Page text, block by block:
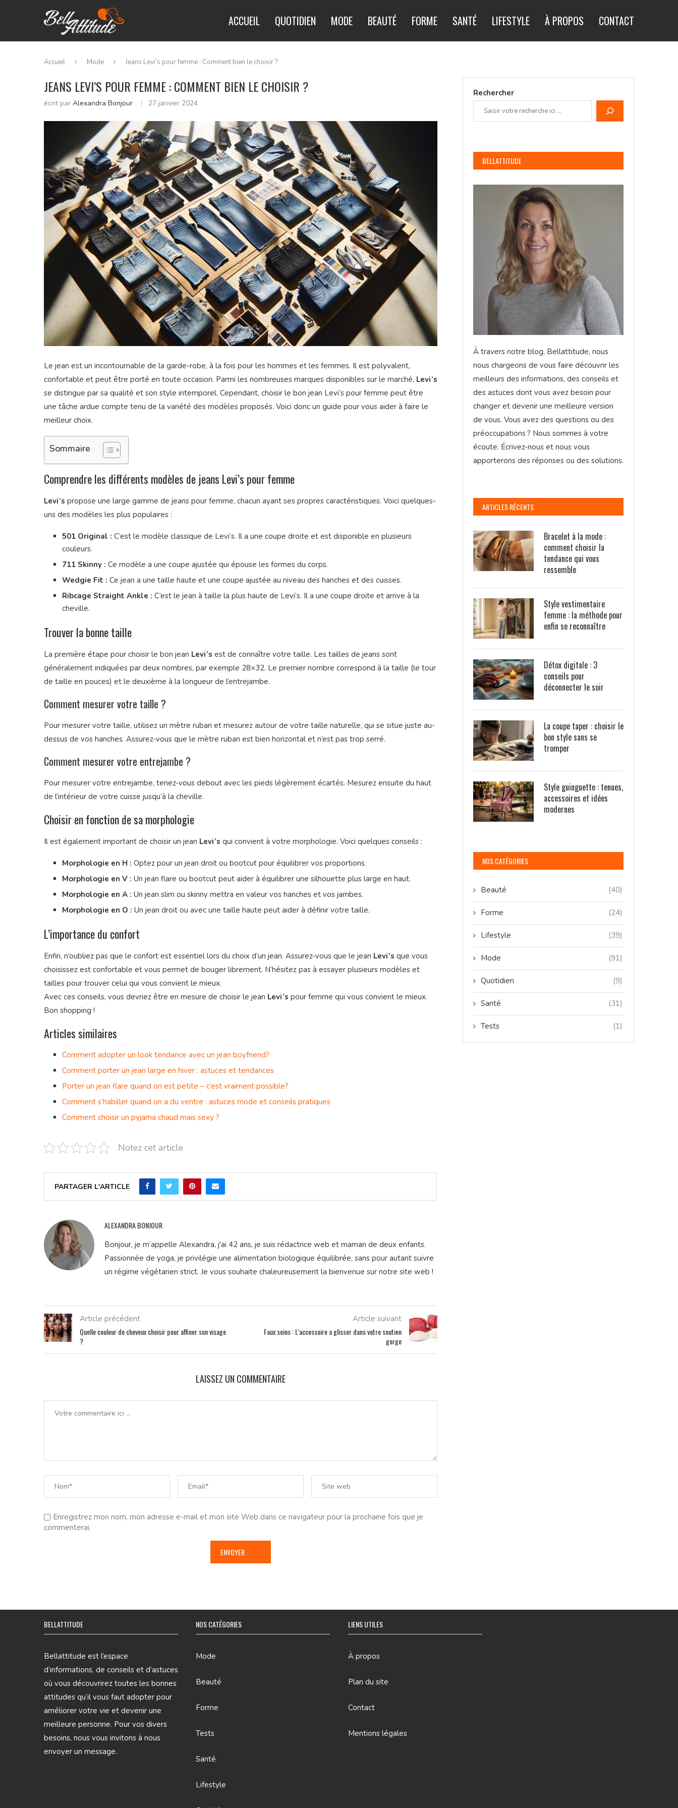
ACCUEIL QUOTIDIEN MODE BEAUTÉ FORME SANTÉ LIFESTYLE À PROPOS CONTACT
Accueil Mode Jeans Levi’s pour femme : Comment bien le choisir ?
JEANS LEVI’S POUR FEMME : COMMENT BIEN LE CHOISIR ?
écrit par Alexandra Bonjour 27 janvier 2024
Le jean est un incontournable de la garde-robe, à la fois pour les hommes et les femmes. Il est polyvalent,
confortable et peut être porté en toute occasion. Parmi les nombreuses marques disponibles sur le marché, Levi’s
se distingue par sa qualité et son style intemporel. Cependant, choisir le bon jean Levi’s pour femme peut être
une tâche ardue compte tenu de la variété des modèles proposés. Voici donc un guide pour vous aider à faire le
meilleur choix.
Sommaire
Comprendre les différents modèles de jeans Levi’s pour femme
Levi’s propose une large gamme de jeans pour femme, chacun ayant ses propres caractéristiques. Voici quelques-
uns des modèles les plus populaires :
501 Original : C’est le modèle classique de Levi’s. Il a une coupe droite et est disponible en plusieurs
couleurs.
711 Skinny : Ce modèle a une coupe ajustée qui épouse les formes du corps.
Wedgie Fit : Ce jean a une taille haute et une coupe ajustée au niveau des hanches et des cuisses.
Ribcage Straight Ankle : C’est le jean à taille la plus haute de Levi’s. Il a une coupe droite et arrive à la
cheville.
Trouver la bonne taille
La première étape pour choisir le bon jean Levi’s est de connaître votre taille. Les tailles de jeans sont
généralement indiquées par deux nombres, par exemple 28×32. Le premier nombre correspond à la taille (le tour
de taille en pouces) et le deuxième à la longueur de l’entrejambe.
Comment mesurer votre taille ?
Pour mesurer votre taille, utilisez un mètre ruban et mesurez autour de votre taille naturelle, qui se situe juste au-
dessus de vos hanches. Assurez-vous que le mètre ruban est bien horizontal et n’est pas trop serré.
Comment mesurer votre entrejambe ?
Pour mesurer votre entrejambe, tenez-vous debout avec les pieds légèrement écartés. Mesurez ensuite du haut
de l’intérieur de votre cuisse jusqu’à la cheville.
Choisir en fonction de sa morphologie
Il est également important de choisir un jean Levi’s qui convient à votre morphologie. Voici quelques conseils :
Morphologie en H : Optez pour un jean droit ou bootcut pour équilibrer vos proportions.
Morphologie en V : Un jean flare ou bootcut peut aider à équilibrer une silhouette plus large en haut.
Morphologie en A : Un jean slim ou skinny mettra en valeur vos hanches et vos jambes.
Morphologie en O : Un jean droit ou avec une taille haute peut aider à définir votre taille.
L’importance du confort
Enfin, n’oubliez pas que le confort est essentiel lors du choix d’un jean. Assurez-vous que le jean Levi’s que vous
choisissez est confortable et vous permet de bouger librement. N’hésitez pas à essayer plusieurs modèles et
tailles pour trouver celui qui vous convient le mieux.
Avec ces conseils, vous devriez être en mesure de choisir le jean Levi’s pour femme qui vous convient le mieux.
Bon shopping !
Articles similaires
Comment adopter un look tendance avec un jean boyfriend?
Comment porter un jean large en hiver : astuces et tendances
Porter un jean flare quand on est petite – c’est vraiment possible?
Comment s’habiller quand on a du ventre : astuces mode et conseils pratiques
Comment choisir un pyjama chaud mais sexy ?
Notez cet article
PARTAGER L'ARTICLE
ALEXANDRA BONJOUR
Bonjour, je m’appelle Alexandra, j'ai 42 ans, je suis rédactrice web et maman de deux enfants.
Passionnée de yoga, je privilégie une alimentation biologique équilibrée, sans pour autant suivre
un régime végétarien strict. Je vous souhaite chaleureusement la bienvenue sur notre site web !
Article précédent
Quelle couleur de cheveux choisir pour affiner son visage
?
Article suivant
Faux seins : L’accessoire a glisser dans votre soutien
gorge
LAISSEZ UN COMMENTAIRE
Enregistrez mon nom, mon adresse e-mail et mon site Web dans ce navigateur pour la prochaine fois que je
commenterai.
Rechercher
BELLATTITUDE
À travers notre blog, Bellattitude, nous
nous chargeons de vous faire découvrir les
meilleurs des informations, des conseils et
des astuces dont vous avez besoin pour
changer et devenir une meilleure version
de vous. Vous avez des questions ou des
préoccupations ? Nous sommes à votre
écoute. Écrivez-nous et nous vous
apporterons des réponses ou des solutions.
ARTICLES RÉCENTS
Bracelet à la mode :
comment choisir la
tendance qui vous
ressemble
Style vestimentaire
femme : la méthode pour
enfin se reconnaître
Détox digitale : 3
conseils pour
déconnecter le soir
La coupe taper : choisir le
bon style sans se
tromper
Style guinguette : tenues,
accessoires et idées
modernes
NOS CATÉGORIES
Beauté (40)
Forme (24)
Lifestyle (39)
Mode (91)
Quotidien (9)
Santé (31)
Tests (1)
BELLATTITUDE
Bellattitude est l’espace
d’informations, de conseils et d’astuces
où vous découvrirez toutes les bonnes
attitudes qu’il vous faut adopter pour
améliorer votre vie et devenir une
meilleure personne. Pour vos divers
besoins, nous vous invitons à nous
envoyer un message.
NOS CATÉGORIES
Mode
Beauté
Forme
Tests
Santé
Lifestyle
LIENS UTILES
À propos
Plan du site
Contact
Mentions légales